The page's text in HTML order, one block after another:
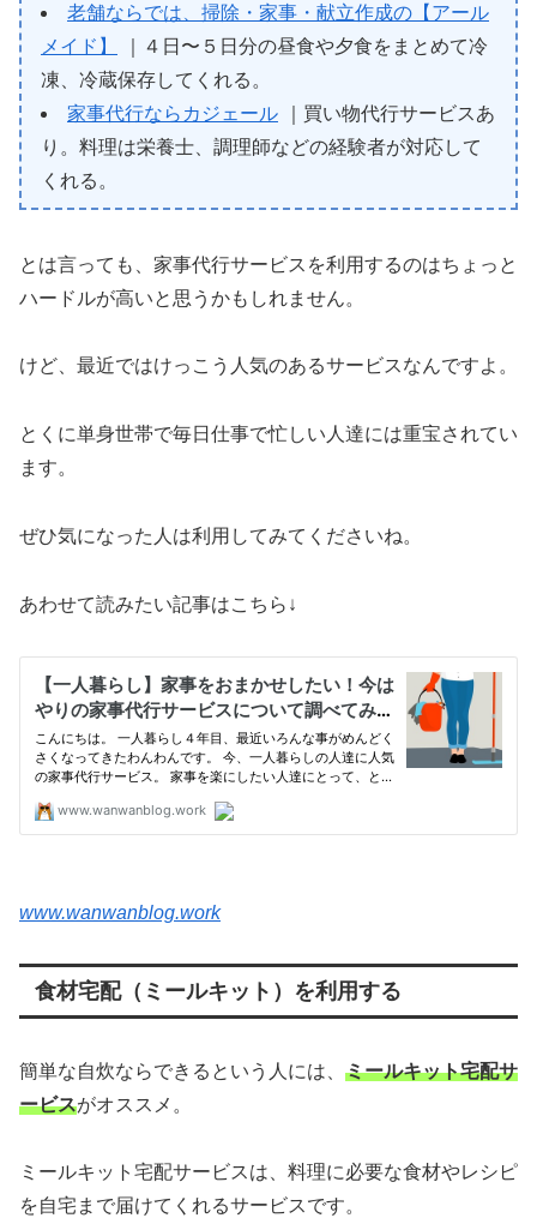
老舗ならでは、掃除・家事・献立作成の【アール
メイド】
｜４日〜５日分の昼食や夕食をまとめて冷
凍、冷蔵保存してくれる。
家事代行ならカジェール
｜買い物代行サービスあ
り。料理は栄養士、調理師などの経験者が対応して
くれる。
とは言っても、家事代行サービスを利用するのはちょっと
ハードルが高いと思うかもしれません。
けど、最近ではけっこう人気のあるサービスなんですよ。
とくに単身世帯で毎日仕事で忙しい人達には重宝されてい
ます。
ぜひ気になった人は利用してみてくださいね。
あわせて読みたい記事はこちら↓
www.wanwanblog.work
食材宅配（ミールキット）を利用する
簡単な自炊ならできるという人には、 ミールキット宅配サ
ービスがオススメ。
ミールキット宅配サービスは、料理に必要な食材やレシピ
を自宅まで届けてくれるサービスです。